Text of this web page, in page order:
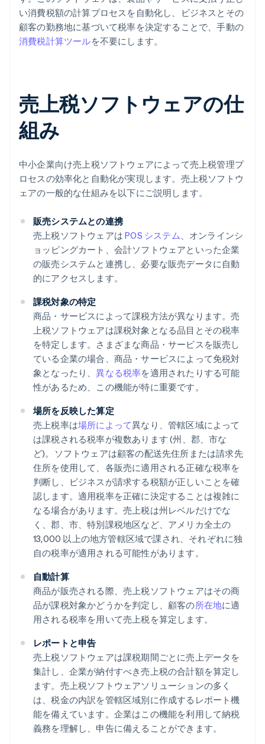
い消費税額の計算プロセスを自動化し、ビジネスとその
顧客の勤務地に基づいて税率を決定することで、手動の
消費税計算ツールを不要にします。
売上税ソフトウェアの仕
組み
中小企業向け売上税ソフトウェアによって売上税管理プ
ロセスの効率化と自動化が実現します。売上税ソフトウ
ェアの一般的な仕組みを以下にご説明します。
販売システムとの連携
売上税ソフトウェアはPOS システム、オンラインシ
ョッピングカート、会計ソフトウェアといった企業
の販売システムと連携し、必要な販売データに自動
的にアクセスします。
課税対象の特定
商品・サービスによって課税方法が異なります。売
上税ソフトウェアは課税対象となる品目とその税率
を特定します。さまざまな商品・サービスを販売し
ている企業の場合、商品・サービスによって免税対
象となったり、異なる税率を適用されたりする可能
性があるため、この機能が特に重要です。
場所を反映した算定
売上税率は場所によって異なり、管轄区域によって
は課税される税率が複数あります (州、郡、市な
ど)。ソフトウェアは顧客の配送先住所または請求先
住所を使用して、各販売に適用される正確な税率を
判断し、ビジネスが請求する税額が正しいことを確
認します。適用税率を正確に決定することは複雑に
なる場合があります。売上税は州レベルだけでな
く、郡、市、特別課税地区など、アメリカ全土の
13,000 以上の地方管轄区域で課され、それぞれに独
自の税率が適用される可能性があります。
自動計算
商品が販売される際、売上税ソフトウェアはその商
品が課税対象かどうかを判定し、顧客の所在地に適
用される税率を用いて売上税を算定します。
レポートと申告
売上税ソフトウェアは課税期間ごとに売上データを
集計し、企業が納付すべき売上税の合計額を算定し
ます。売上税ソフトウェアソリューションの多く
は、税金の内訳を管轄区域別に作成するレポート機
能を備えています。企業はこの機能を利用して納税
義務を理解し、申告に備えることができます。